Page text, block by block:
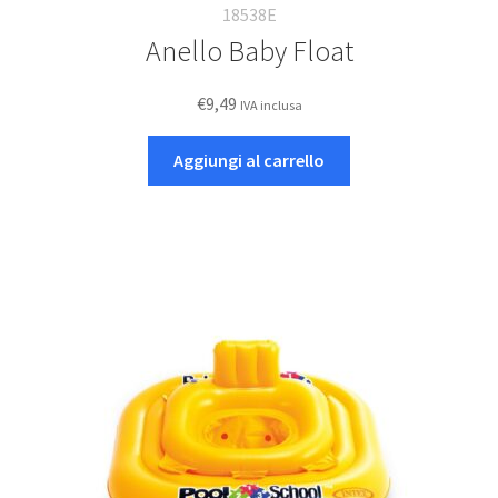
18538E
Anello Baby Float
€9,49 IVA inclusa
Aggiungi al carrello